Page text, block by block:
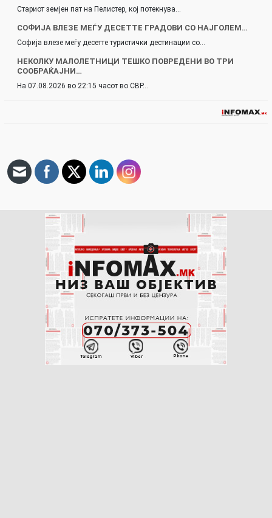
Стариот земјен пат на Пелистер, кој потекнува…
СОФИЈА ВЛЕЗЕ МЕЃУ ДЕСЕТТЕ ГРАДОВИ СО НАЈГОЛЕМ…
Софија влезе меѓу десетте туристички дестинации со…
НЕКОЛКУ МАЛОЛЕТНИЦИ ТЕШКО ПОВРЕДЕНИ ВО ТРИ
СООБРАЌАЈНИ…
На 07.08.2026 во 22:15 часот во СВР…